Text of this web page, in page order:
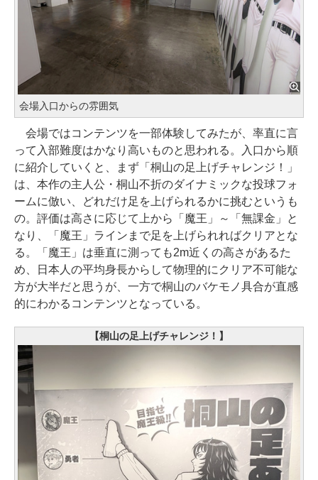
会場入口からの雰囲気
会場ではコンテンツを一部体験してみたが、率直に言
って入部難度はかなり高いものと思われる。入口から順
に紹介していくと、まず「桐山の足上げチャレンジ！」
は、本作の主人公・桐山不折のダイナミックな投球フォ
ームに倣い、どれだけ足を上げられるかに挑むというも
の。評価は高さに応じて上から「魔王」～「無課金」と
なり、「魔王」ラインまで足を上げられればクリアとな
る。「魔王」は垂直に測っても2m近くの高さがあるた
め、日本人の平均身長からして物理的にクリア不可能な
方が大半だと思うが、一方で桐山のバケモノ具合が直感
的にわかるコンテンツとなっている。
【桐山の足上げチャレンジ！】